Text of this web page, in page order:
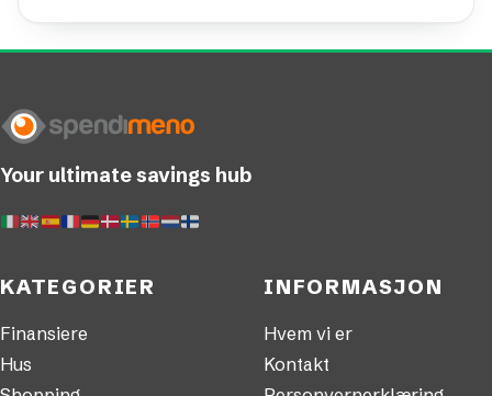
Your ultimate savings hub
KATEGORIER
Finansiere
Hus
INFORMASJON
Hvem vi er
Kontakt